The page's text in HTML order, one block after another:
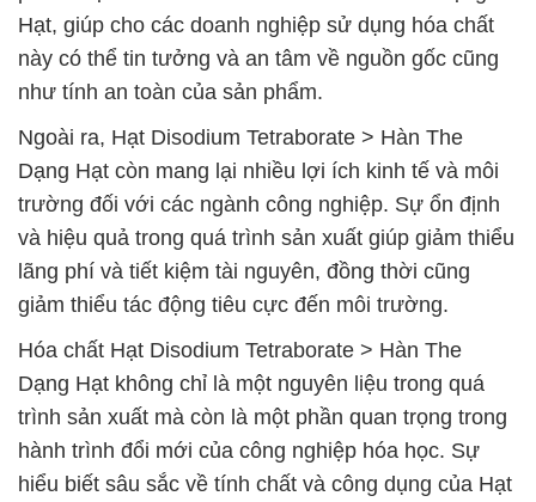
Hạt, giúp cho các doanh nghiệp sử dụng hóa chất
này có thể tin tưởng và an tâm về nguồn gốc cũng
như tính an toàn của sản phẩm.
Ngoài ra, Hạt Disodium Tetraborate > Hàn The
Dạng Hạt còn mang lại nhiều lợi ích kinh tế và môi
trường đối với các ngành công nghiệp. Sự ổn định
và hiệu quả trong quá trình sản xuất giúp giảm thiểu
lãng phí và tiết kiệm tài nguyên, đồng thời cũng
giảm thiểu tác động tiêu cực đến môi trường.
Hóa chất Hạt Disodium Tetraborate > Hàn The
Dạng Hạt không chỉ là một nguyên liệu trong quá
trình sản xuất mà còn là một phần quan trọng trong
hành trình đổi mới của công nghiệp hóa học. Sự
hiểu biết sâu sắc về tính chất và công dụng của Hạt